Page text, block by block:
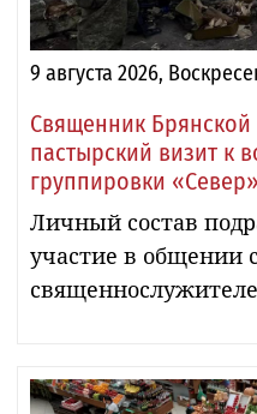
9 августа 2026,
Священник
пастырский визит к
группировки «Север»
Личный состав
участие в общении